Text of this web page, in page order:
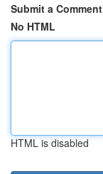
Submit a Comment
No HTML
HTML is disabled